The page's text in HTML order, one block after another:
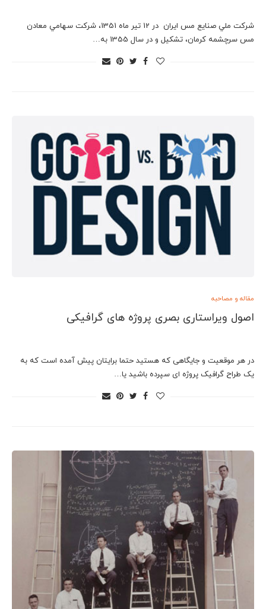
شركت ملي صنايع مس ايران در 12 تير ماه 1351، شركت سهامي معادن
مس سرچشمه كرمان، تشكيل و در سال 1355 به…
مقاله و مصاحبه
اصول ویراستاری بصری پروژه های گرافیکی
در هر موقعیت و جایگاهی که هستید حتما برایتان پیش آمده است که به
یک طراح گرافیک پروژه ای سپرده باشید یا…